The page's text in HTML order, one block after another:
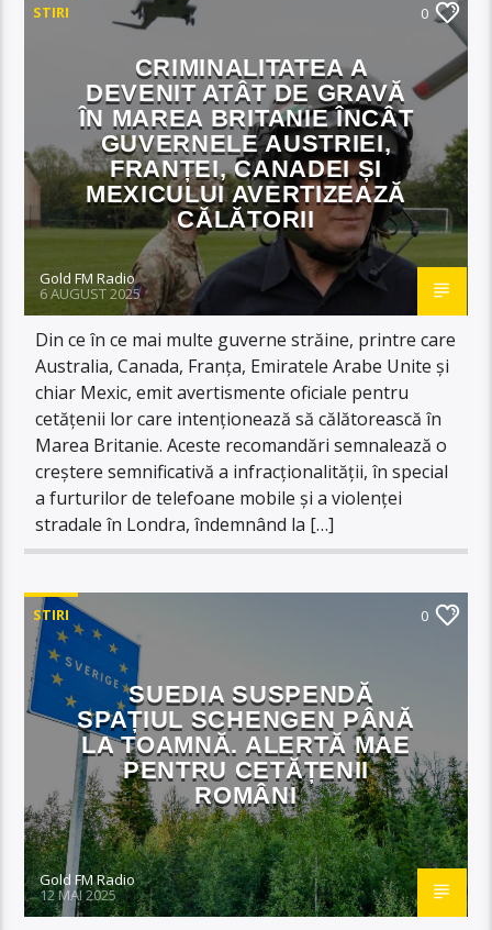
STIRI 0
CRIMINALITATEA A
DEVENIT ATÂT DE GRAVĂ
ÎN MAREA BRITANIE ÎNCÂT
GUVERNELE AUSTRIEI,
FRANȚEI, CANADEI ȘI
MEXICULUI AVERTIZEAZĂ
CĂLĂTORII
Gold FM Radio
6 AUGUST 2025
Din ce în ce mai multe guverne străine, printre care
Australia, Canada, Franța, Emiratele Arabe Unite și
chiar Mexic, emit avertismente oficiale pentru
cetățenii lor care intenționează să călătorească în
Marea Britanie. Aceste recomandări semnalează o
creștere semnificativă a infracționalității, în special
a furturilor de telefoane mobile și a violenței
stradale în Londra, îndemnând la […]
STIRI 0
SUEDIA SUSPENDĂ
SPAȚIUL SCHENGEN PÂNĂ
LA TOAMNĂ. ALERTĂ MAE
PENTRU CETĂȚENII
ROMÂNI
Gold FM Radio
12 MAI 2025